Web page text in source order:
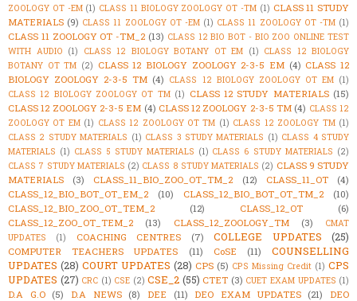
ZOOLOGY OT -EM (1) CLASS 11 BIOLOGY ZOOLOGY OT -TM (1) CLASS 11 STUDY
MATERIALS (9) CLASS 11 ZOOLOGY OT -EM (1) CLASS 11 ZOOLOGY OT -TM (1)
CLASS 11 ZOOLOGY OT -TM_2 (13) CLASS 12 BIO BOT - BIO ZOO ONLINE TEST
WITH AUDIO (1) CLASS 12 BIOLOGY BOTANY OT EM (1) CLASS 12 BIOLOGY
BOTANY OT TM (2) CLASS 12 BIOLOGY ZOOLOGY 2-3-5 EM (4) CLASS 12
BIOLOGY ZOOLOGY 2-3-5 TM (4) CLASS 12 BIOLOGY ZOOLOGY OT EM (1)
CLASS 12 BIOLOGY ZOOLOGY OT TM (1) CLASS 12 STUDY MATERIALS (15)
CLASS 12 ZOOLOGY 2-3-5 EM (4) CLASS 12 ZOOLOGY 2-3-5 TM (4) CLASS 12
ZOOLOGY OT EM (1) CLASS 12 ZOOLOGY OT TM (1) CLASS 12 ZOOLOGY TM (1)
CLASS 2 STUDY MATERIALS (1) CLASS 3 STUDY MATERIALS (1) CLASS 4 STUDY
MATERIALS (1) CLASS 5 STUDY MATERIALS (1) CLASS 6 STUDY MATERIALS (2)
CLASS 7 STUDY MATERIALS (2) CLASS 8 STUDY MATERIALS (2) CLASS 9 STUDY
MATERIALS
(3) CLASS_11_BIO_ZOO_OT_TM_2 (12) CLASS_11_OT
(4)
CLASS_12_BIO_BOT_OT_EM_2
(10) CLASS_12_BIO_BOT_OT_TM_2
(10)
CLASS_12_BIO_ZOO_OT_TEM_2
(12) CLASS_12_OT
(6)
CLASS_12_ZOO_OT_TEM_2
(13) CLASS_12_ZOOLOGY_TM (3)
CMAT
UPDATES
(1) COACHING CENTRES (7) COLLEGE UPDATES (25)
COMPUTER TEACHERS UPDATES (11) CoSE (11)
COUNSELLING
UPDATES (28) COURT UPDATES (28) CPS (5) CPS Missing Credit (1) CPS
UPDATES (27) CRC (1) CSE (2) CSE_2 (55) CTET (3) CUET EXAM UPDATES (1)
D.A G.O (5) D.A NEWS (8) DEE (11) DEO EXAM UPDATES (21)
DEO